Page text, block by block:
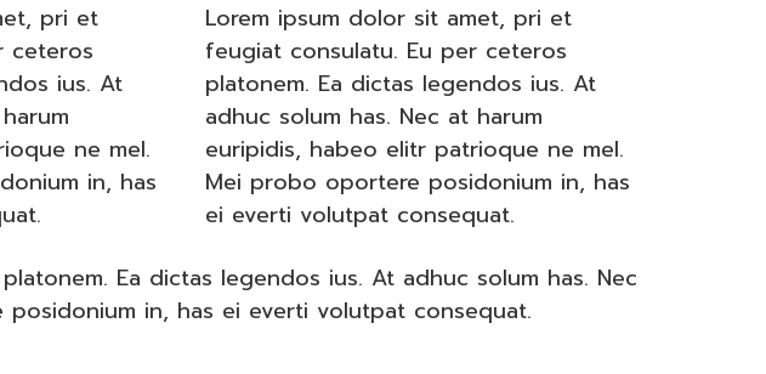
pri et
ceteros
ius. At
ne mel.
in, has
Lorem ipsum dolor sit amet, pri et
feugiat consulatu. Eu per ceteros
platonem. Ea dictas legendos ius. At
adhuc solum has. Nec at harum
euripidis, habeo elitr patrioque ne mel.
Mei probo oportere posidonium in, has
ei everti volutpat consequat.
Ea dictas legendos ius. At adhuc solum has. Nec
in, has ei everti volutpat consequat.